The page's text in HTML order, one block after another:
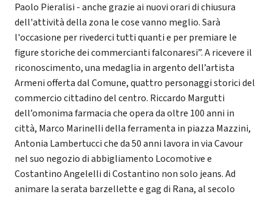
Paolo Pieralisi - anche grazie ai nuovi orari di chiusura
dell'attività della zona le cose vanno meglio. Sarà
l'occasione per rivederci tutti quanti e per premiare le
figure storiche dei commercianti falconaresi”. A ricevere il
riconoscimento, una medaglia in argento dell’artista
Armeni offerta dal Comune, quattro personaggi storici del
commercio cittadino del centro. Riccardo Margutti
dell’omonima farmacia che opera da oltre 100 anni in
città, Marco Marinelli della ferramenta in piazza Mazzini,
Antonia Lambertucci che da 50 anni lavora in via Cavour
nel suo negozio di abbigliamento Locomotive e
Costantino Angelelli di Costantino non solo jeans. Ad
animare la serata barzellette e gag di Rana, al secolo